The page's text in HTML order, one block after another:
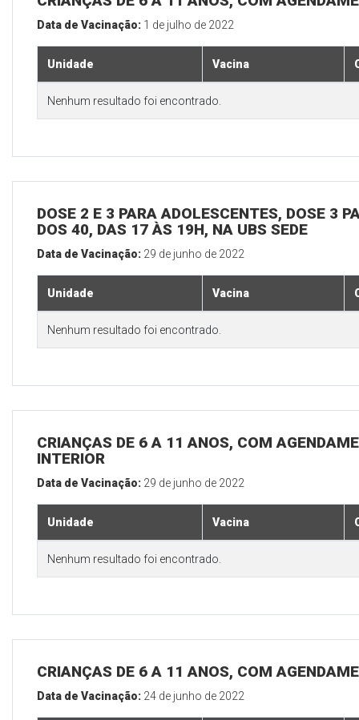
Data de Vacinação: 1 de julho de 2022
Unidade Vacina
Nenhum resultado foi encontrado.
DOSE 2 E 3 PARA ADOLESCENTES, DOSE 3
DOS 40, DAS 17 ÀS 19H, NA UBS SEDE
Data de Vacinação: 29 de junho de 2022
Unidade Vacina
Nenhum resultado foi encontrado.
CRIANÇAS DE 6 A 11 ANOS, COM
INTERIOR
Data de Vacinação: 29 de junho de 2022
Unidade Vacina
Nenhum resultado foi encontrado.
CRIANÇAS DE 6 A 11 ANOS, COM
Data de Vacinação: 24 de junho de 2022